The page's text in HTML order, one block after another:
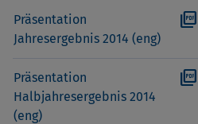
Präsentation
Jahresergebnis 2014 (eng)
picture_as_pdf
Präsentation
Halbjahresergebnis 2014
(eng)
picture_as_pdf